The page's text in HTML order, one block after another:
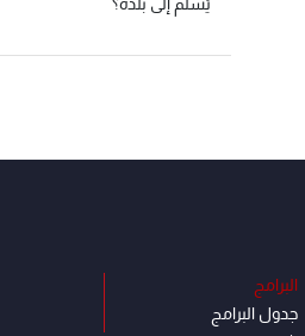
يُسلَّم إلى بلده؟
البرامج
جدول البرامج